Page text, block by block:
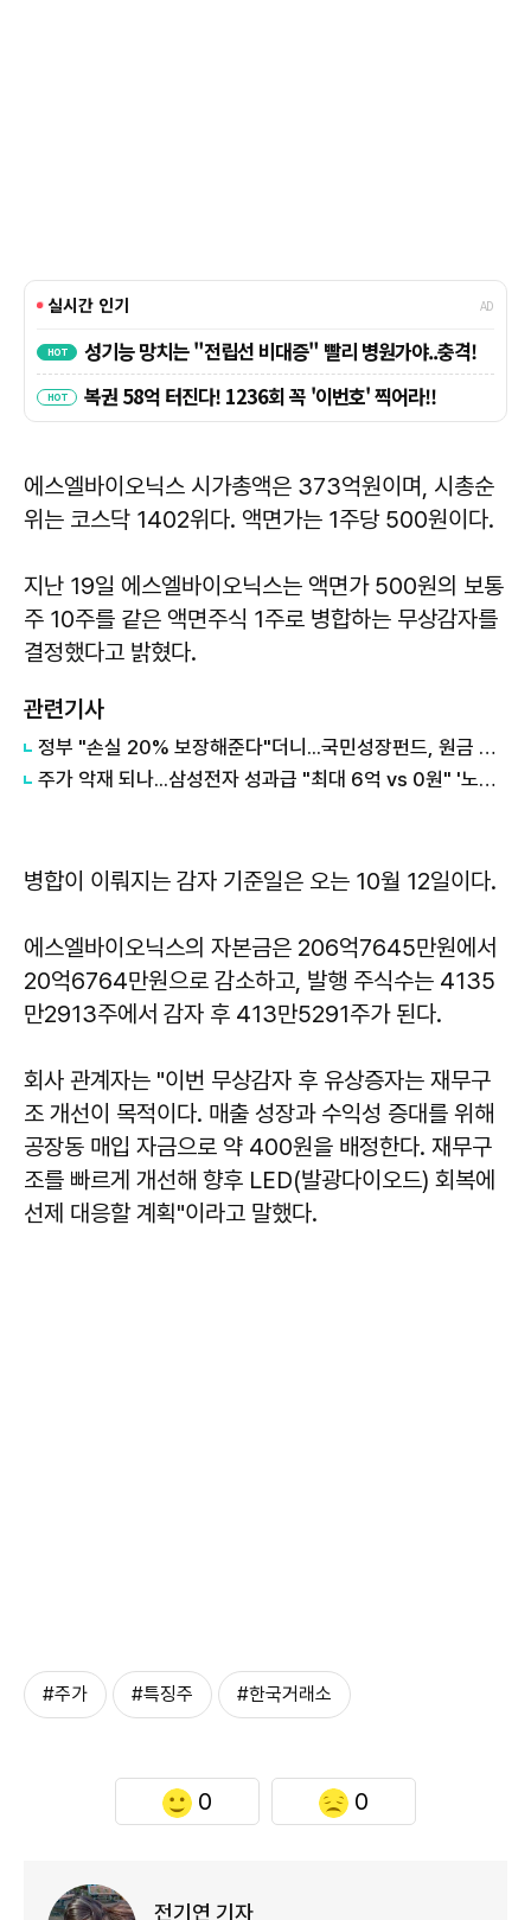
에스엘바이오닉스 시가총액은 373억원이며, 시총순
위는 코스닥 1402위다. 액면가는 1주당 500원이다.
지난 19일 에스엘바이오닉스는 액면가 500원의 보통
주 10주를 같은 액면주식 1주로 병합하는 무상감자를
결정했다고 밝혔다.
관련기사
정부 "손실 20% 보장해준다"더니...국민성장펀드, 원금 손실 시작됐다
주가 악재 되나...삼성전자 성과급 "최대 6억 vs 0원" '노노갈등' 터진 이유
병합이 이뤄지는 감자 기준일은 오는 10월 12일이다.
에스엘바이오닉스의 자본금은 206억7645만원에서
20억6764만원으로 감소하고, 발행 주식수는 4135
만2913주에서 감자 후 413만5291주가 된다.
회사 관계자는 "이번 무상감자 후 유상증자는 재무구
조 개선이 목적이다. 매출 성장과 수익성 증대를 위해
공장동 매입 자금으로 약 400원을 배정한다. 재무구
조를 빠르게 개선해 향후 LED(발광다이오드) 회복에
선제 대응할 계획"이라고 말했다.
#주가 #특징주 #한국거래소
0 0
전기연 기자